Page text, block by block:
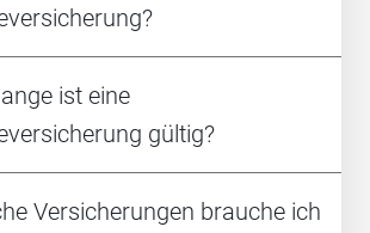
ist eine
gültig?
Versicherungen brauche ich